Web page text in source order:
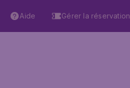
Aide Gérer la réservation